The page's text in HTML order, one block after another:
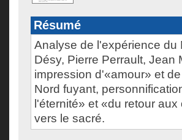
Résumé
Analyse de l'expérience du
Désy, Pierre Perrault, Jean
impression d'«amour» et
Nord fuyant,
l'éternité» et «du retour
vers le sacré.